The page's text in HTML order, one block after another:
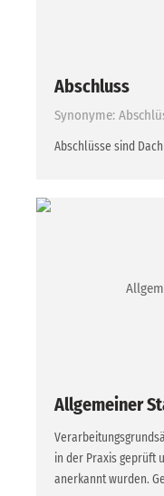
Abschluss
Synonyme:
Abschlüsse sind
Allgemeiner
in der Praxis geprüft
anerkannt wurden.